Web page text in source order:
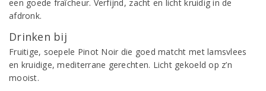
een goede fraîcheur. Verfijnd, zacht en licht kruidig in de
afdronk.
Drinken bij
Fruitige, soepele Pinot Noir die goed matcht met lamsvlees
en kruidige, mediterrane gerechten. Licht gekoeld op z’n
mooist.